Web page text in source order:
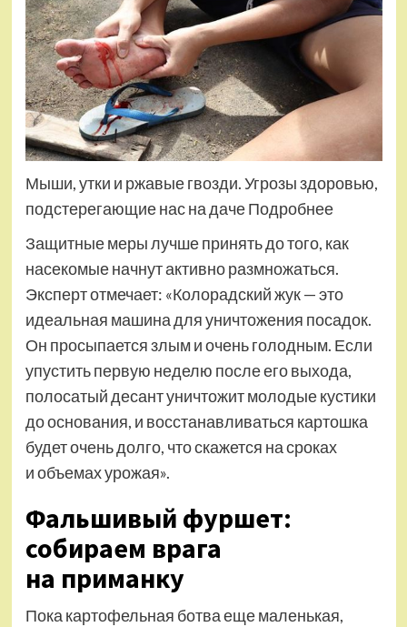
Мыши, утки и ржавые гвозди. Угрозы здоровью,
подстерегающие нас на даче Подробнее
Защитные меры лучше принять до того, как
насекомые начнут активно размножаться.
Эксперт отмечает: «Колорадский жук — это
идеальная машина для уничтожения посадок.
Он просыпается злым и очень голодным. Если
упустить первую неделю после его выхода,
полосатый десант уничтожит молодые кустики
до основания, и восстанавливаться картошка
будет очень долго, что скажется на сроках
и объемах урожая».
Фальшивый фуршет:
собираем врага
на приманку
Пока картофельная ботва еще маленькая,